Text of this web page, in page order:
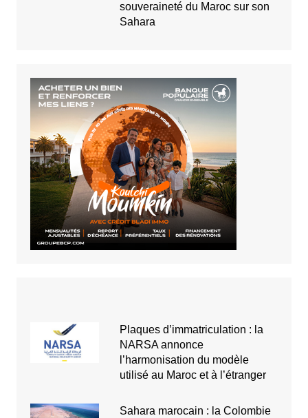
souveraineté du Maroc sur son
Sahara
Plaques d’immatriculation : la
NARSA annonce
l’harmonisation du modèle
utilisé au Maroc et à l’étranger
Sahara marocain : la Colombie